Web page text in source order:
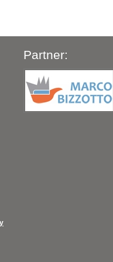
Partner: